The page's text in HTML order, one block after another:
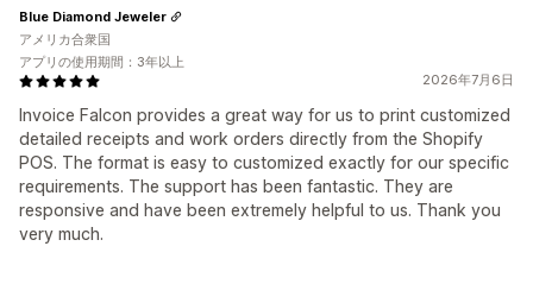
2026年7月6日
Invoice Falcon provides a great way for us to print customized
detailed receipts and work orders directly from the Shopify
POS. The format is easy to customized exactly for our specific
requirements. The support has been fantastic. They are
responsive and have been extremely helpful to us. Thank you
very much.
Blue Diamond Jeweler
アメリカ合衆国
アプリの使用期間：3年以上